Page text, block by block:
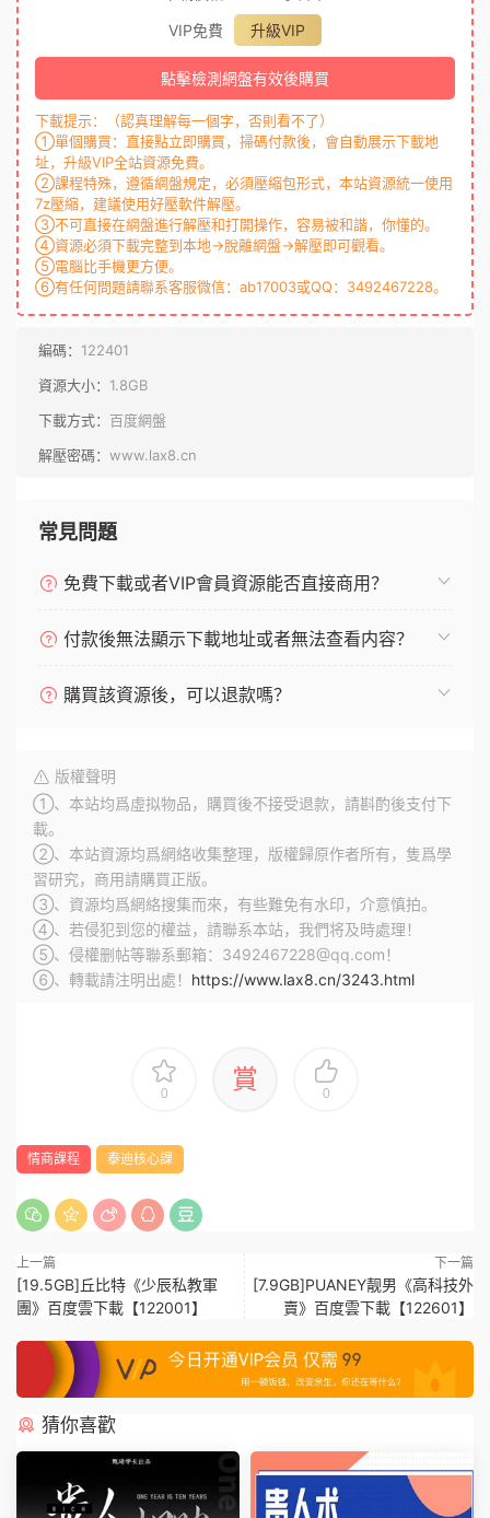
VIP免費
升級VIP
點擊檢測網盤有效後購買
下載提示：（認真理解每一個字，否則看不了）
①單個購買：直接點立即購買，掃碼付款後，會自動展示下載地
址，升級VIP全站資源免費。
②課程特殊，遵循網盤規定，必須壓縮包形式，本站資源統一使用
7z壓縮，建議使用好壓軟件解壓。
③不可直接在網盤進行解壓和打開操作，容易被和諧，你懂的。
④資源必須下載完整到本地→脫離網盤→解壓即可觀看。
⑤電腦比手機更方便。
⑥有任何問題請聯系客服微信：ab17003或QQ：3492467228。
編碼： 122401
資源大小： 1.8GB
下載方式： 百度網盤
解壓密碼： www.lax8.cn
常見問題
免費下載或者VIP會員資源能否直接商用？
付款後無法顯示下載地址或者無法查看内容？
購買該資源後，可以退款嗎？
版權聲明
①、本站均爲虛拟物品，購買後不接受退款，請斟酌後支付下
載。
②、本站資源均爲網絡收集整理，版權歸原作者所有，隻爲學
習研究，商用請購買正版。
③、資源均爲網絡搜集而來，有些難免有水印，介意慎拍。
④、若侵犯到您的權益，請聯系本站，我們将及時處理！
⑤、侵權删帖等聯系郵箱：3492467228@qq.com！
⑥、轉載請注明出處！ https://www.lax8.cn/3243.html
0 賞 0
情商課程 泰迪核心課
上一篇
[19.5GB]丘比特《少辰私教軍
團》百度雲下載【122001】
下一篇
[7.9GB]PUANEY靓男《高科技外
賣》百度雲下載【122601】
猜你喜歡